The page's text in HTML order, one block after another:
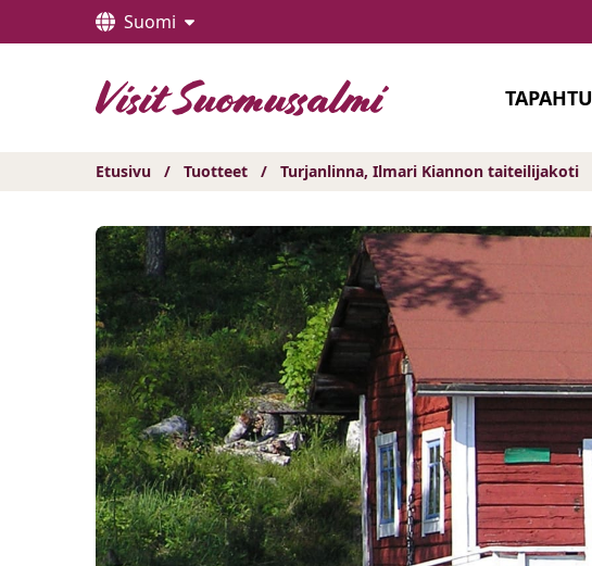
sisältöön
Suomi
Etusivu / Tuotteet / Turjanlinna, Ilmari Kiannon taiteilijakoti